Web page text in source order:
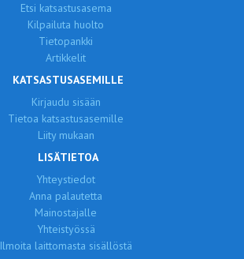
Etsi katsastusasema
Kilpailuta huolto
Tietopankki
Artikkelit
KATSASTUSASEMILLE
Kirjaudu sisään
Tietoa katsastusasemille
Liity mukaan
LISÄTIETOA
Yhteystiedot
Anna palautetta
Mainostajalle
Yhteistyössä
Ilmoita laittomasta sisällöstä